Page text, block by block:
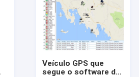
Veículo GPS que
segue o software da